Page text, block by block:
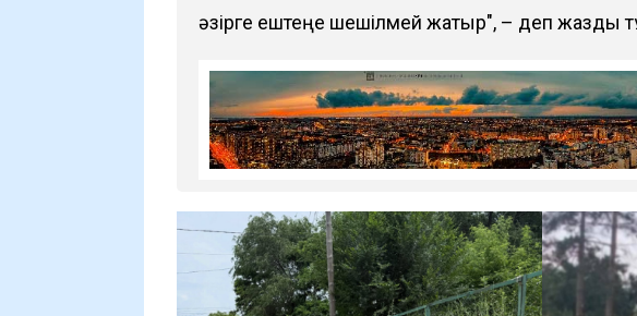
әзірге ештеңе шешілмей жатыр", – деп жазды